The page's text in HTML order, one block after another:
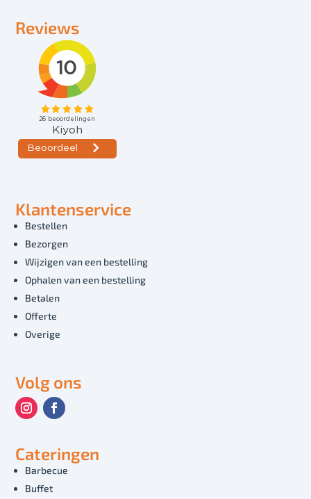
Reviews
Klantenservice
Bestellen
Bezorgen
Wijzigen van een bestelling
Ophalen van een bestelling
Betalen
Offerte
Overige
Volg ons
Cateringen
Barbecue
Buffet